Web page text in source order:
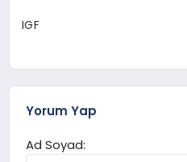
IGF
Yorum Yap
Ad Soyad: